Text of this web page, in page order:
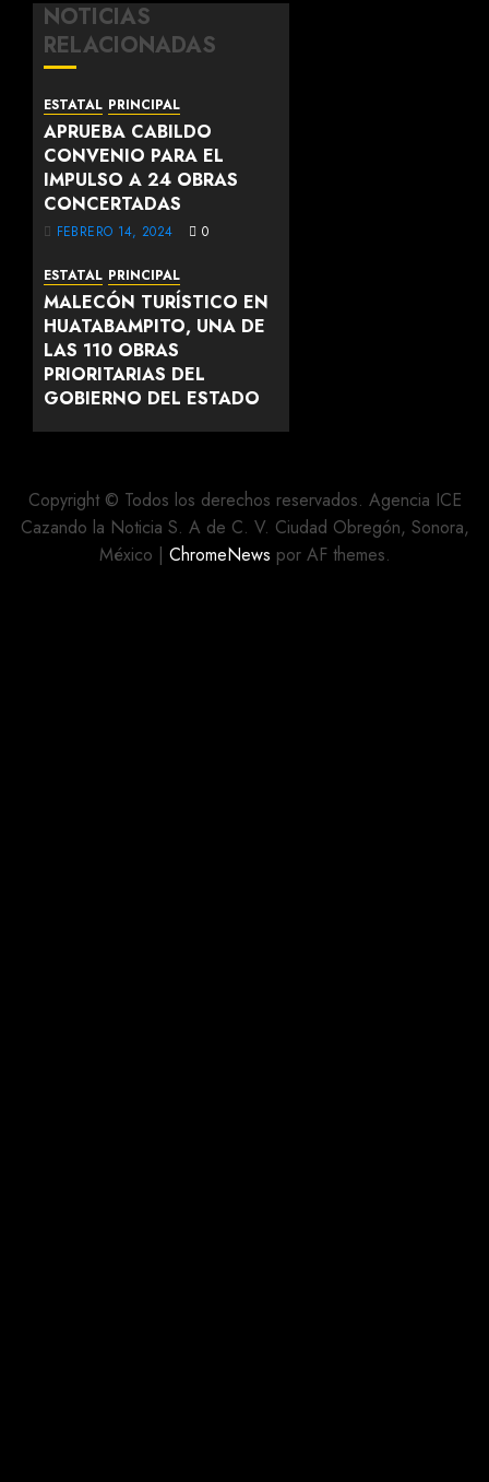
NOTICIAS
RELACIONADAS
ESTATAL PRINCIPAL
APRUEBA CABILDO
CONVENIO PARA EL
IMPULSO A 24 OBRAS
CONCERTADAS
FEBRERO 14, 2024 0
ESTATAL PRINCIPAL
MALECÓN TURÍSTICO EN
HUATABAMPITO, UNA DE
LAS 110 OBRAS
PRIORITARIAS DEL
GOBIERNO DEL ESTADO
Copyright © Todos los derechos reservados. Agencia ICE
Cazando la Noticia S. A de C. V. Ciudad Obregón, Sonora,
México | ChromeNews por AF themes.